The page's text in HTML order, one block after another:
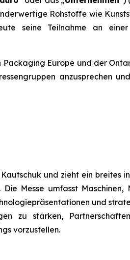
Rohstoffe wie
seine Teilnahme an
Europe und der
anzusprechen
und zieht ein breites
Messe umfasst
und
zu stärken,
vorzustellen.